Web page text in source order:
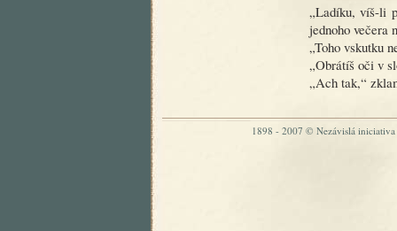
„Ladíku, víš-li
jednoho večera
„Toho vskutku
„Obrátíš oči v
„Ach tak,“
1898 - 2007 © Nezávislá